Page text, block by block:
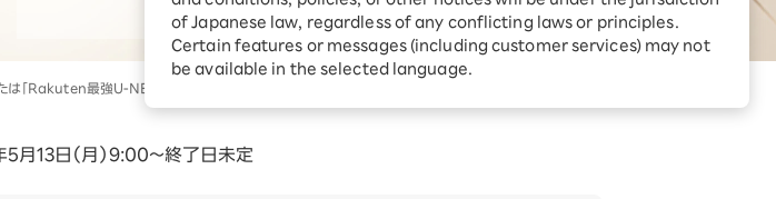
おうちのネット診断
Turboとひかり、どっちがいい？
of Japanese law, regardless of any conflicting laws or principles.
Certain features or messages (including customer services) may not
be available in the selected language.
は「Rakuten最強U-NEXT」の利用開始とRakuten Linkアプリの利用が必要です。※特典適用対象外
月13日（月）9:00～終了日未定
※eSIM対応製品で